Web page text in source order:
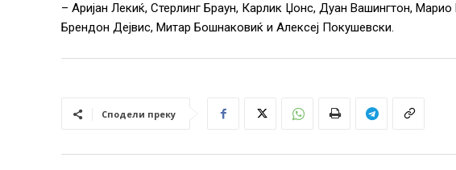
– Аријан Лекиќ, Стерлинг Браун, Карлик Џонс, Дуан Вашингтон, Марио
Брендон Дејвис, Митар Бошнаковиќ и Алексеј Покушевски.
Сподели преку